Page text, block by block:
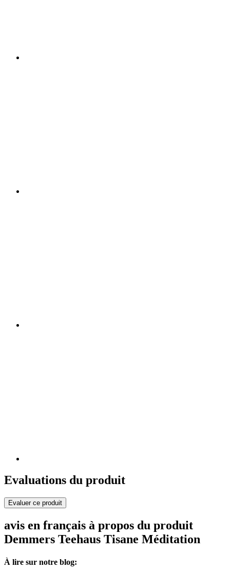
Evaluations du produit
Evaluer ce produit
avis en français à propos du produit
Demmers Teehaus Tisane Méditation
À lire sur notre blog: